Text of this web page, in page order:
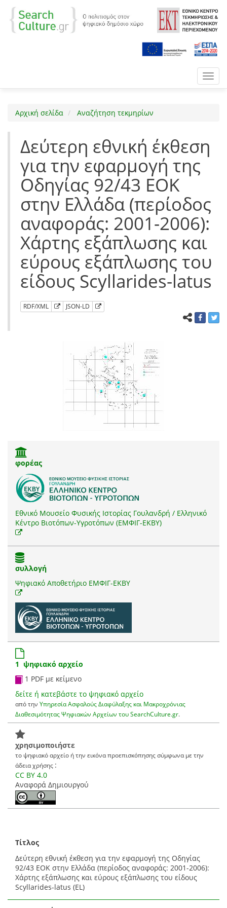
Αρχική σελίδα Αναζήτηση τεκμηρίων
Δεύτερη εθνική έκθεση
για την εφαρμογή της
Οδηγίας 92/43 ΕΟΚ
στην Ελλάδα (περίοδος
αναφοράς: 2001-2006):
Χάρτης εξάπλωσης και
εύρους εξάπλωσης του
είδους Scyllarides-latus
RDF/XML JSON-LD
φορέας
Εθνικό Μουσείο Φυσικής Ιστορίας Γουλανδρή / Ελληνικό
Κέντρο Βιοτόπων-Υγροτόπων (ΕΜΦΙΓ-ΕΚΒΥ)
συλλογή
Ψηφιακό Αποθετήριο ΕΜΦΙΓ-ΕΚΒΥ
1 ψηφιακό αρχείο
1 PDF με κείμενο
δείτε ή κατεβάστε το ψηφιακό αρχείο
από την Υπηρεσία Ασφαλούς Διαφύλαξης και Μακροχρόνιας
Διαθεσιμότητας Ψηφιακών Αρχείων του SearchCulture.gr.
χρησιμοποιήστε
το ψηφιακό αρχείο ή την εικόνα προεπισκόπησης σύμφωνα με την
άδεια χρήσης :
CC BY 4.0
Αναφορά Δημιουργού
Τίτλος
Δεύτερη εθνική έκθεση για την εφαρμογή της Οδηγίας
92/43 ΕΟΚ στην Ελλάδα (περίοδος αναφοράς: 2001-2006):
Χάρτης εξάπλωσης και εύρους εξάπλωσης του είδους
Scyllarides-latus (EL)